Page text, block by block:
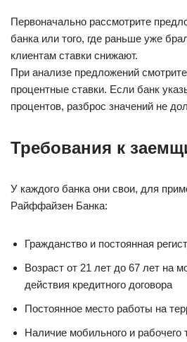
Первоначально рассмотрите
банка или того, где раньше уже
клиентам ставки снижают.
При анализе предложений
процентные ставки. Если банк
процентов, разброс значений не
Требования к
У каждого банка они свои, для
Райффайзен Банка:
Гражданство и постоянная
Возраст от 21 лет до 67 лет на
действия кредитного договора
Постоянное место работы на
Наличие мобильного и